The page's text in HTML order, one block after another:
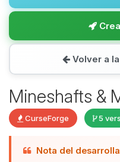
Volver a
Mineshafts &
CurseForge 5
Nota del